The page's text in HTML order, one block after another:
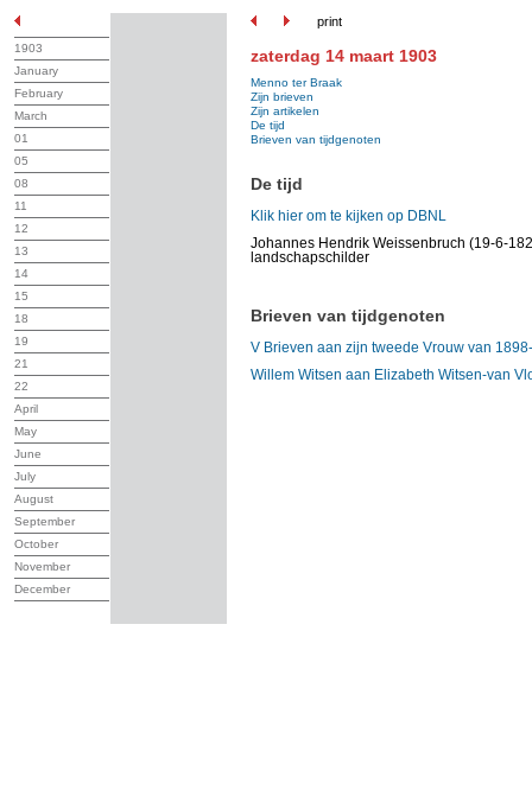
print
1903
January
February
March
01
05
08
11
12
13
14
15
18
19
21
22
April
May
June
July
August
September
October
November
December
zaterdag 14 maart 1903
Menno ter Braak
Zijn brieven
Zijn artikelen
De tijd
Brieven van tijdgenoten
De tijd
Klik hier om te kijken op DBNL
Johannes Hendrik Weissenbruch (19-6-
landschapschilder
Brieven van tijdgenoten
V Brieven aan zijn tweede Vrouw van
Willem Witsen aan Elizabeth Witsen-van